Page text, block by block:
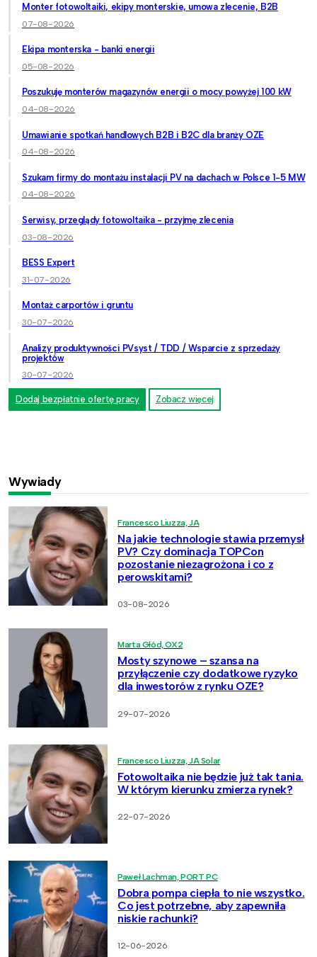
Monter fotowoltaiki, ekipy monterskie, umowa zlecenie, B2B
07-08-2026
Ekipa monterska - banki energii
05-08-2026
Poszukuję monterów magazynów energii o mocy powyżej 100 kW
04-08-2026
Umawianie spotkań handlowych B2B i B2C dla branży OZE
04-08-2026
Szukam firmy do montażu instalacji PV na dachach w Polsce 1-5 MW
04-08-2026
Serwisy, przeglądy fotowoltaika - przyjmę zlecenia
03-08-2026
BESS Expert
31-07-2026
Montaż carportów i gruntu
30-07-2026
Analizy produktywności PVsyst / TDD / Wsparcie z sprzedaży
projektów
30-07-2026
Dodaj bezpłatnie ofertę pracy Zobacz więcej
Wywiady
Francesco Liuzza, JA
Na jakie technologie stawia przemysł
PV? Czy dominacja TOPCon
pozostanie niezagrożona i co z
perowskitami?
03-08-2026
Marta Głód, OX2
Mosty szynowe – szansa na
przyłączenie czy dodatkowe ryzyko
dla inwestorów z rynku OZE?
29-07-2026
Francesco Liuzza, JA Solar
Fotowoltaika nie będzie już tak tania.
W którym kierunku zmierza rynek?
22-07-2026
Paweł Lachman, PORT PC
Dobra pompa ciepła to nie wszystko.
Co jest potrzebne, aby zapewniła
niskie rachunki?
12-06-2026